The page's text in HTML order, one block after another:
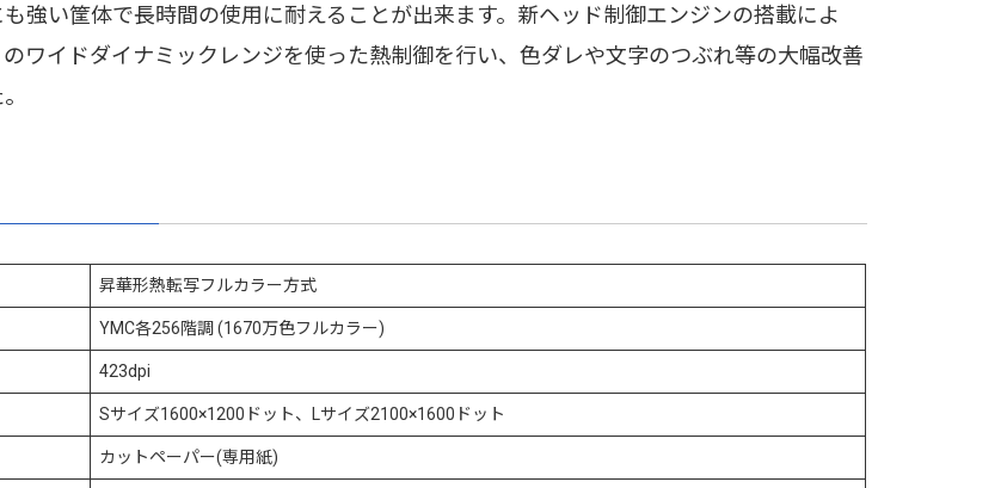
強い筐体で長時間の使用に耐えることが出来ます。新ヘッド制御エンジンの搭載によ
ワイドダイナミックレンジを使った熱制御を行い、色ダレや文字のつぶれ等の大幅改善
昇華形熱転写フルカラー方式
YMC各256階調 (1670万色フルカラー)
423dpi
Sサイズ1600×1200ドット、Lサイズ2100×1600ドット
カットペーパー(専用紙)